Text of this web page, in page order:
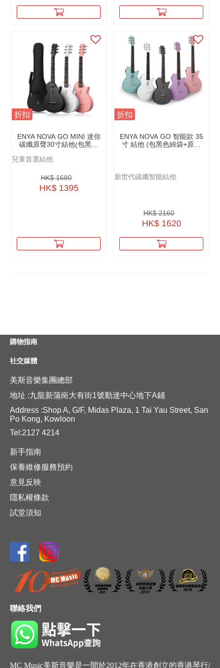
折扣
ENYA NOVA GO MINI 迷你
碳纖原聲30寸結他(包黑色
兒童首選結他
HK$ 1680
HK$ 1395
折扣
ENYA NOVA GO 智能款 35
寸 結他 (包黑色綿袋+原廠
新世代碳纖智能結他
HK$ 2160
HK$ 1620
購物指南
社交媒體
美斯音樂集團總部
地址 :九龍新蒲崗大有街1號勤達中心地下A鋪
Address :Shop A, G/F, Midas Plaza, 1 Tai Yau Street, San
Po Kong, Kowloon
Tel:2127 4214
新手指南
保養維修服務預約
意見反映
隱私權條款
試堂須知
聯絡我們
MC Music美斯音樂是一間於2012年在香港創立的香港琴行/